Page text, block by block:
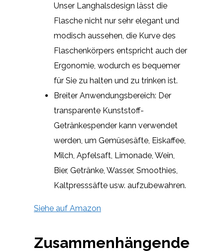
Unser Langhalsdesign lässt die
Flasche nicht nur sehr elegant und
modisch aussehen, die Kurve des
Flaschenkörpers entspricht auch der
Ergonomie, wodurch es bequemer
für Sie zu halten und zu trinken ist.
Breiter Anwendungsbereich: Der
transparente Kunststoff-
Getränkespender kann verwendet
werden, um Gemüsesäfte, Eiskaffee,
Milch, Apfelsaft, Limonade, Wein,
Bier, Getränke, Wasser, Smoothies,
Kaltpresssäfte usw. aufzubewahren.
Siehe auf Amazon
Zusammenhängende